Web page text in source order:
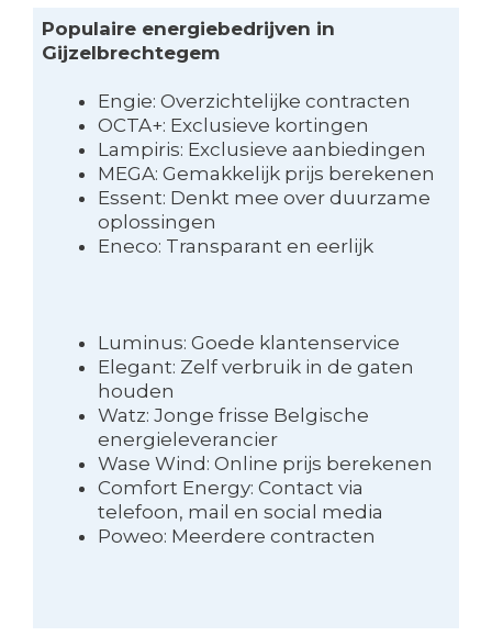
Populaire energiebedrijven in
Gijzelbrechtegem
Engie: Overzichtelijke contracten
OCTA+: Exclusieve kortingen
Lampiris: Exclusieve aanbiedingen
MEGA: Gemakkelijk prijs berekenen
Essent: Denkt mee over duurzame
oplossingen
Eneco: Transparant en eerlijk
Luminus: Goede klantenservice
Elegant: Zelf verbruik in de gaten
houden
Watz: Jonge frisse Belgische
energieleverancier
Wase Wind: Online prijs berekenen
Comfort Energy: Contact via
telefoon, mail en social media
Poweo: Meerdere contracten